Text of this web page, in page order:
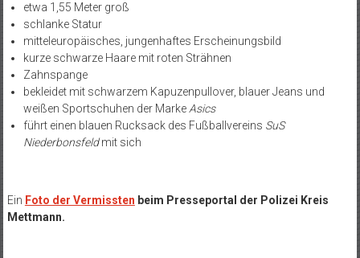
etwa 1,55 Meter groß
schlanke Statur
mitteleuropäisches, jungenhaftes Erscheinungsbild
kurze schwarze Haare mit roten Strähnen
Zahnspange
bekleidet mit schwarzem Kapuzenpullover, blauer Jeans und
weißen Sportschuhen der Marke Asics
führt einen blauen Rucksack des Fußballvereins SuS
Niederbonsfeldmit sich
Ein Foto der Vermissten beim Presseportal der Polizei Kreis
Mettmann.